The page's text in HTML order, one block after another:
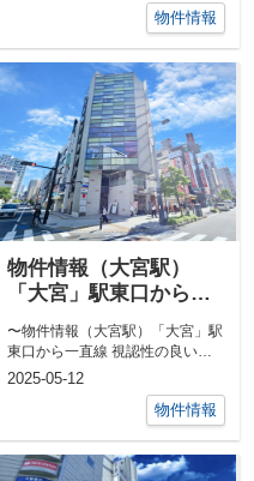
物件情報
物件情報（大宮駅）
「大宮」駅東口から一
直線 視認性の良い角地
天井高4mの贅沢な開放
感
〜物件情報（大宮駅）「大宮」駅
東口から一直線 視認性の良い角
地 天井高4mの贅沢な開放感〜大
2025-05-12
物件情報